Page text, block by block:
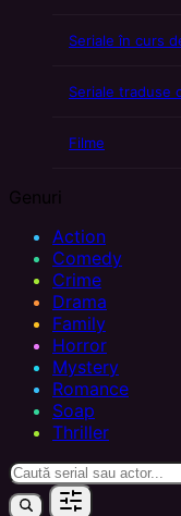
Seriale în curs
Seriale traduse
Filme
Genuri
Action
Comedy
Crime
Drama
Family
Horror
Mystery
Romance
Soap
Thriller